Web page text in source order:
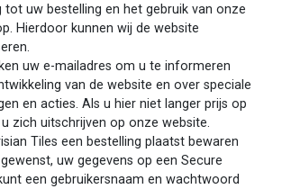
tot uw bestelling en het gebruik van onze
Hierdoor kunnen wij de website
uw e-mailadres om u te informeren
van de website en over speciale
en acties. Als u hier niet langer prijs op
zich uitschrijven op onze website.
Tiles een bestelling plaatst bewaren
uw gegevens op een Secure
een gebruikersnaam en wachtwoord